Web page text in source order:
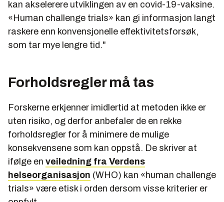
kan akselerere utviklingen av en covid-19-vaksine.
«Human challenge trials» kan gi informasjon langt
raskere enn konvensjonelle effektivitetsforsøk,
som tar mye lengre tid."
Forholdsregler må tas
Forskerne erkjenner imidlertid at metoden ikke er
uten risiko, og derfor anbefaler de en rekke
forholdsregler for å minimere de mulige
konsekvensene som kan oppstå. De skriver at
ifølge en veiledning fra Verdens
helseorganisasjon (WHO) kan «human challenge
trials» være etisk i orden dersom visse kriterier er